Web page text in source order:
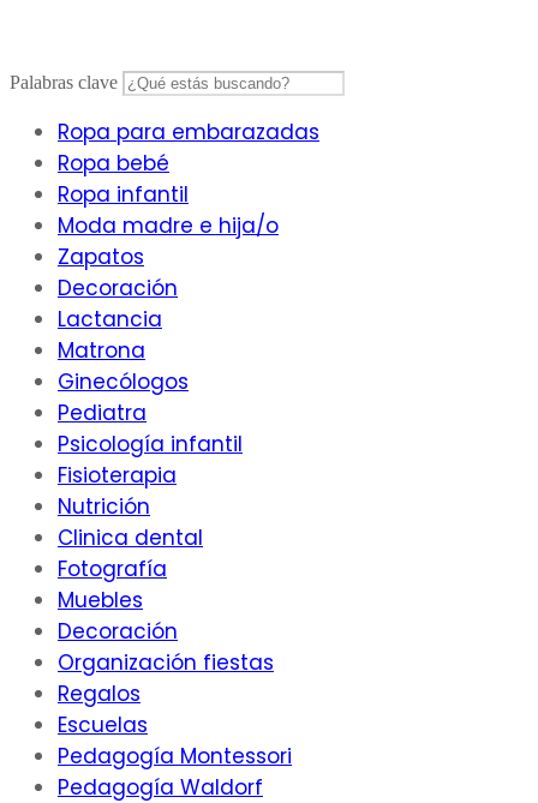
Palabras clave
Ropa para embarazadas
Ropa bebé
Ropa infantil
Moda madre e hija/o
Zapatos
Decoración
Lactancia
Matrona
Ginecólogos
Pediatra
Psicología infantil
Fisioterapia
Nutrición
Clinica dental
Fotografía
Muebles
Decoración
Organización fiestas
Regalos
Escuelas
Pedagogía Montessori
Pedagogía Waldorf